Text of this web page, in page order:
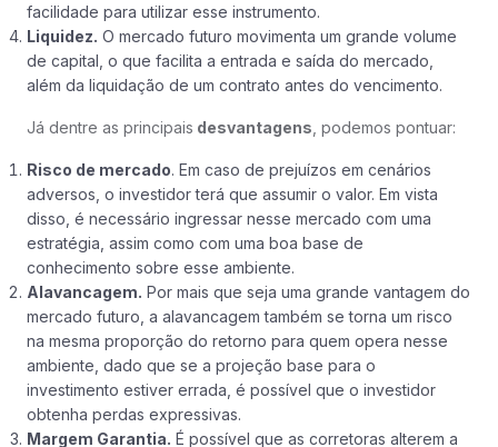
facilidade para utilizar esse instrumento.
Liquidez. O mercado futuro movimenta um grande volume
de capital, o que facilita a entrada e saída do mercado,
além da liquidação de um contrato antes do vencimento.
Já dentre as principais desvantagens , podemos pontuar:
Risco de mercado. Em caso de prejuízos em cenários
adversos, o investidor terá que assumir o valor. Em vista
disso, é necessário ingressar nesse mercado com uma
estratégia, assim como com uma boa base de
conhecimento sobre esse ambiente.
Alavancagem. Por mais que seja uma grande vantagem do
mercado futuro, a alavancagem também se torna um risco
na mesma proporção do retorno para quem opera nesse
ambiente, dado que se a projeção base para o
investimento estiver errada, é possível que o investidor
obtenha perdas expressivas.
Margem Garantia. É possível que as corretoras alterem a